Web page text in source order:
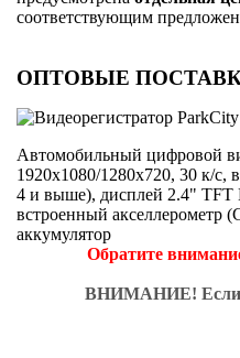
соответствующим
ОПТОВЫЕ ПОСТАВКИ:
Автомобильный цифровой
1920х1080/1280х720, 30 к/с,
4 и выше), дисплей 2.4" TFT
встроенный акселлерометр
аккумулятор
Обратите
ВНИМАНИЕ!